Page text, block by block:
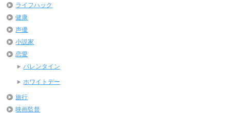
ライフハック
健康
声優
小説家
恋愛
バレンタイン
ホワイトデー
旅行
映画監督